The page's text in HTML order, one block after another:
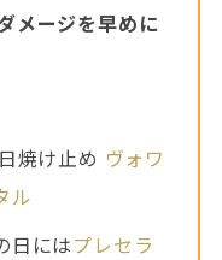
メージを早めに
焼け止め ヴォワ
ル
日にはプレセラ